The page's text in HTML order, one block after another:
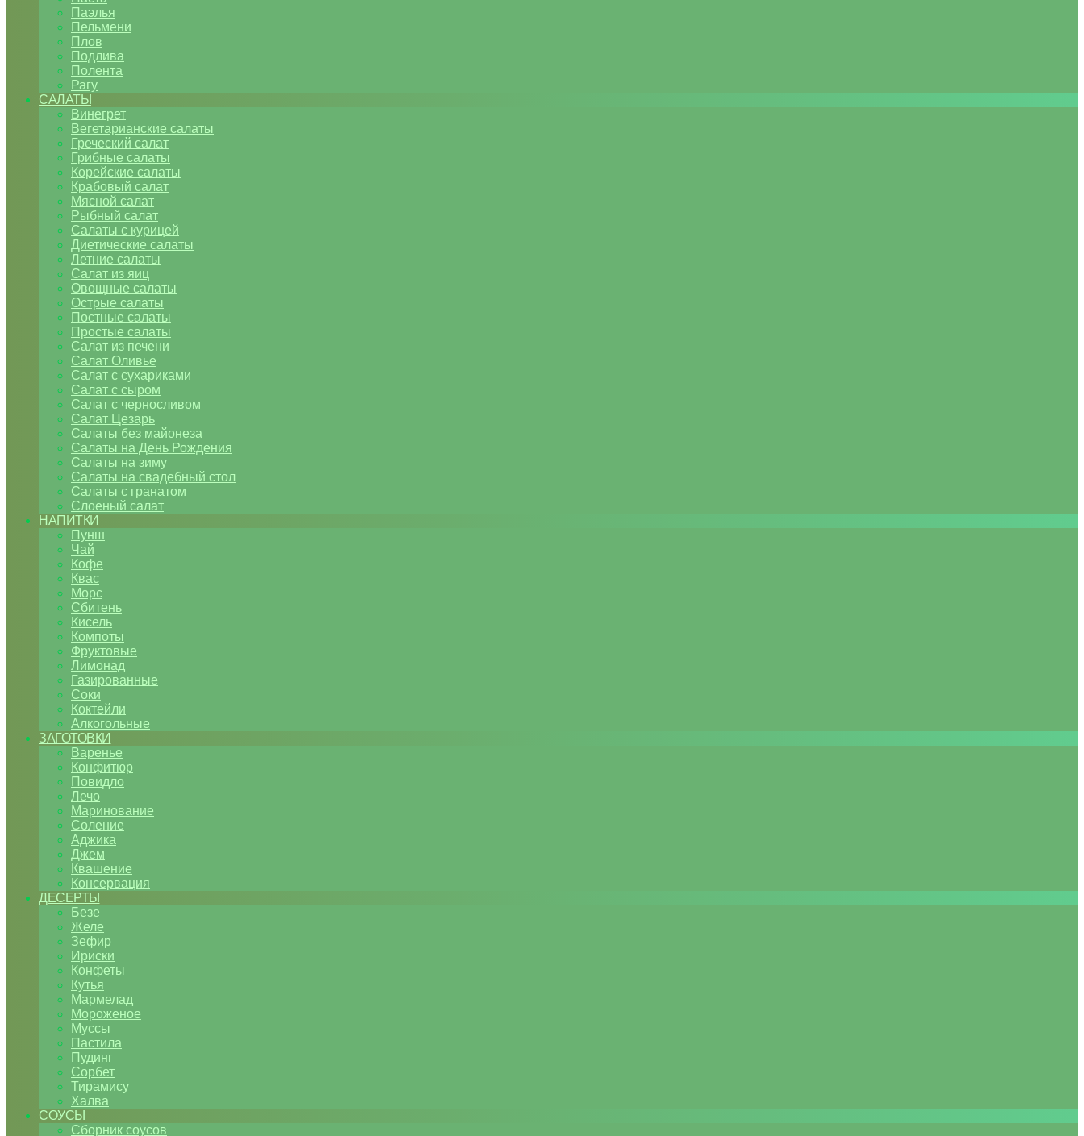
Паэлья
Пельмени
Плов
Подлива
Полента
Рагу
САЛАТЫ
Винегрет
Вегетарианские салаты
Греческий салат
Грибные салаты
Корейские салаты
Крабовый салат
Мясной салат
Рыбный салат
Салаты с курицей
Диетические салаты
Летние салаты
Салат из яиц
Овощные салаты
Острые салаты
Постные салаты
Простые салаты
Салат из печени
Салат Оливье
Салат с сухариками
Салат с сыром
Салат с черносливом
Салат Цезарь
Салаты без майонеза
Салаты на День Рождения
Салаты на зиму
Салаты на свадебный стол
Салаты с гранатом
Слоеный салат
НАПИТКИ
Пунш
Чай
Кофе
Квас
Морс
Сбитень
Кисель
Компоты
Фруктовые
Лимонад
Газированные
Соки
Коктейли
Алкогольные
ЗАГОТОВКИ
Варенье
Конфитюр
Повидло
Лечо
Маринование
Соление
Аджика
Джем
Квашение
Консервация
ДЕСЕРТЫ
Безе
Желе
Зефир
Ириски
Конфеты
Кутья
Мармелад
Мороженое
Муссы
Пастила
Пудинг
Сорбет
Тирамису
Халва
СОУСЫ
Сборник соусов